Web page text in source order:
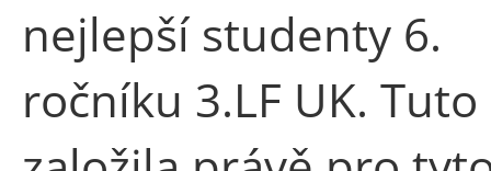
nejlepší studenty 6.
ročníku 3.LF UK.